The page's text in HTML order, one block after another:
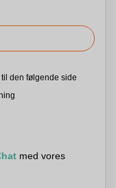
den følgende side
med vores